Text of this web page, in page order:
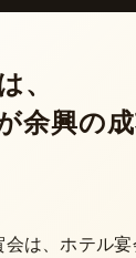
、
余興の
は、ホテル